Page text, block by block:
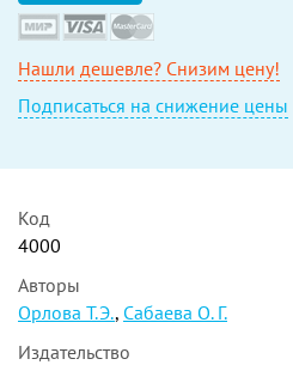
Нашли дешевле? Снизим цену!
Подписаться на снижение цены
Код
4000
Авторы
Орлова Т.Э., Сабаева О. Г.
Издательство